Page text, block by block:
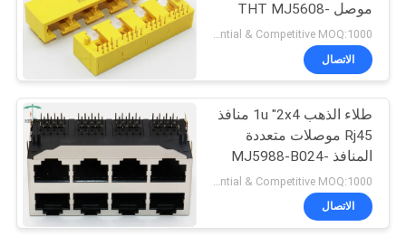
1000قاعدة T RJ45
22
موصل THT MJ5608-
Y014-HRN2
الاتصال
طلاء الذهب 1u "2x4 منافذ
Rj45 موصلات متعددة
المنافذ MJ5988-B024-
RF4
الاتصال